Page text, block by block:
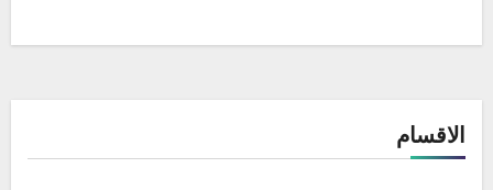
الاقسام